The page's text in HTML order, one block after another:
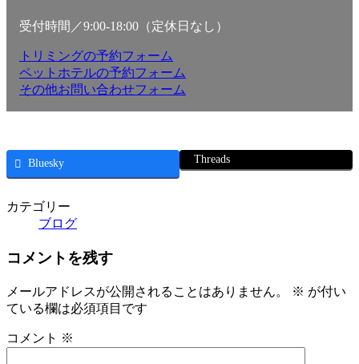
受付時間／9:00-18:00（定休日なし）
トリミングの予約フォーム
ペットホテルの予約フォーム
その他お問い合わせフォーム
Bluesky Threads
カテゴリー
ブログ
コメントを残す
メールアドレスが公開されることはありません。 ※ が付い
ている欄は必須項目です
コメント ※